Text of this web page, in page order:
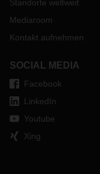
Standorte weltweit
Mediaroom
Kontakt aufnehmen
SOCIAL MEDIA
Facebook
LinkedIn
Youtube
Xing